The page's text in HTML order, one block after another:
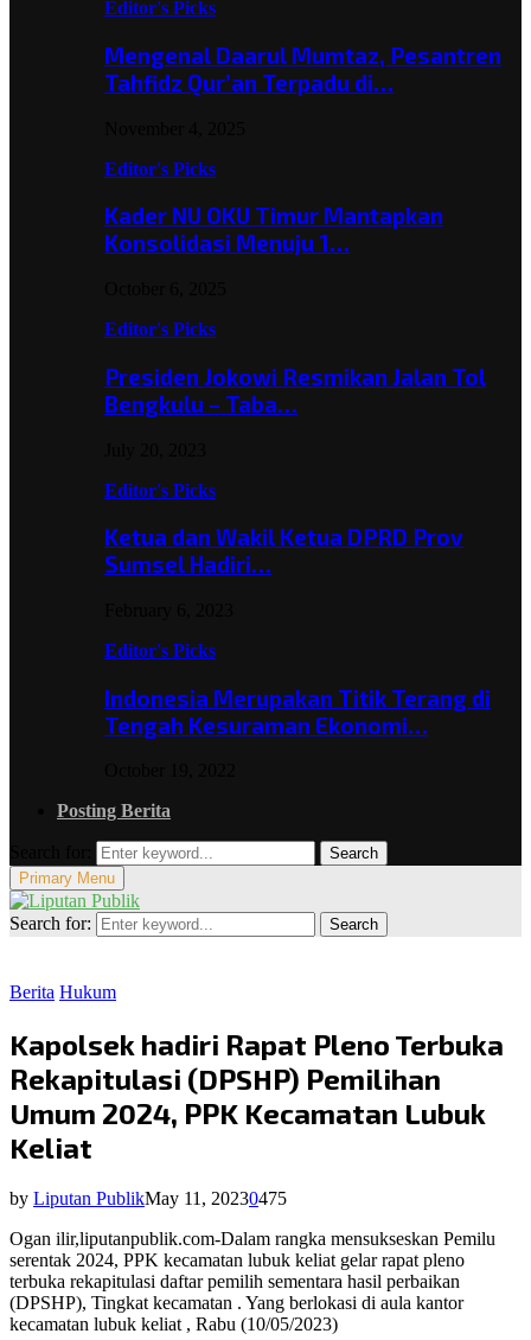
Editor's Picks
Mengenal Daarul Mumtaz, Pesantren
Tahfidz Qur’an Terpadu di…
Editor's Picks
Kader NU OKU Timur Mantapkan
Konsolidasi Menuju 1…
Editor's Picks
Presiden Jokowi Resmikan Jalan Tol
Bengkulu – Taba…
Editor's Picks
Ketua dan Wakil Ketua DPRD Prov
Sumsel Hadiri…
Editor's Picks
Indonesia Merupakan Titik Terang di
Tengah Kesuraman Ekonomi…
Posting Berita
Search
Primary Menu
Search for: Search
Berita Hukum
Kapolsek hadiri Rapat Pleno Terbuka
Rekapitulasi (DPSHP) Pemilihan
Umum 2024, PPK Kecamatan Lubuk
Keliat
by Liputan PublikMay 11, 20230475
Ogan ilir,liputanpublik.com-Dalam rangka mensukseskan Pemilu
serentak 2024, PPK kecamatan lubuk keliat gelar rapat pleno
terbuka rekapitulasi daftar pemilih sementara hasil perbaikan
(DPSHP), Tingkat kecamatan . Yang berlokasi di aula kantor
kecamatan lubuk keliat , Rabu (10/05/2023)